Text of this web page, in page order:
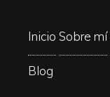
Inicio Sobre mí
Blog